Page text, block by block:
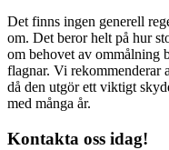
Det finns ingen generell
om. Det beror helt på hur
om behovet av ommålning
flagnar. Vi rekommenderar
då den utgör ett viktigt
med många år.
Kontakta oss idag!